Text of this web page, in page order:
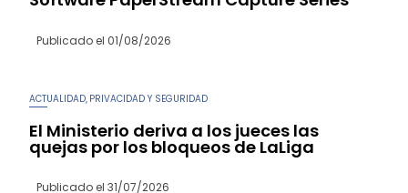
Publicado el 01/08/2026
ACTUALIDAD PRIVACIDAD Y SEGURIDAD
El Ministerio deriva a los jueces las
quejas por los bloqueos de LaLiga
Publicado el 31/07/2026